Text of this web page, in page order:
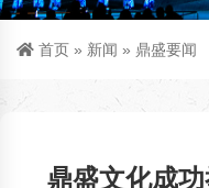
首页 » 新闻 » 鼎盛要闻
鼎盛文化成